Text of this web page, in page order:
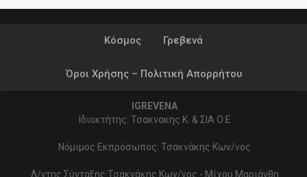
Κόσμος Γρεβενά
Όροι Χρήσης – Πολιτική Απορρήτου
IGREVENA
Ιδιοκτήτης: Τσακνακης Κ. & ΣΙΑ Ο.Ε
Νόμιμος Εκπρόσωπος: Τσακνάκης Κων/νος
Δ/ντης Σύνταξης:Τσακνάκης Κων/νος - Μίχου Μαριάνθη